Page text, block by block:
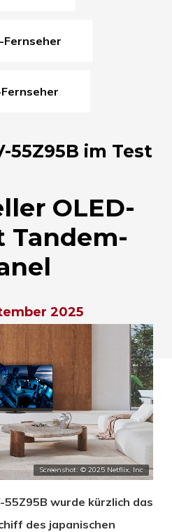
Fernseher
Fernseher
55Z95B im Test
OLED-
Tandem-
2025
Screenshot: © 2025 Netflix, Inc
wurde kürzlich das
des japanischen